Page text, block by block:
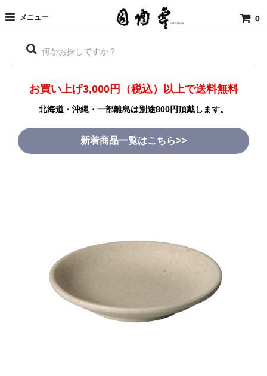
メニュー 0
お買い上げ3,000円（税込）以上で送料無料
北海道・沖縄・一部離島は別途800円頂戴します。
新着商品一覧はこちら>>